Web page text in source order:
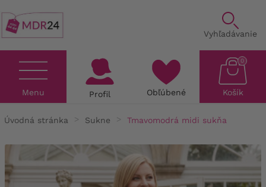
Vyhľadávanie
Menu Profil Obľúbené Košík
0
Úvodná stránka Sukne Tmavomodrá midi sukňa